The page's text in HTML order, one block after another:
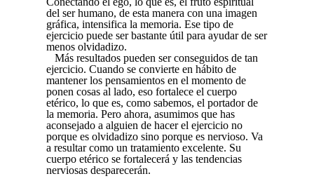
del ser humano, de esta manera con una imagen
gráfica, intensifica la memoria. Ese tipo de
ejercicio puede ser bastante útil para ayudar de ser
menos olvidadizo.
Más resultados pueden ser conseguidos de tan
ejercicio. Cuando se convierte en hábito de
mantener los pensamientos en el momento de
ponen cosas al lado, eso fortalece el cuerpo
etérico, lo que es, como sabemos, el portador de
la memoria. Pero ahora, asumimos que has
aconsejado a alguien de hacer el ejercicio no
porque es olvidadizo sino porque es nervioso. Va
a resultar como un tratamiento excelente. Su
cuerpo etérico se fortalecerá y las tendencias
nerviosas desparecerán.